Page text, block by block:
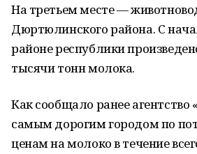
На третьем месте —
Дюртюлинского района. С
районе республики
тысячи тонн молока.
Как сообщало ранее
самым дорогим городом по
ценам на молоко в течение